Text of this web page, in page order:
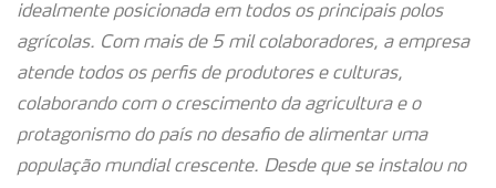
idealmente posicionada em todos os principais polos
agrícolas. Com mais de 5 mil colaboradores, a empresa
atende todos os perfis de produtores e culturas,
colaborando com o crescimento da agricultura e o
protagonismo do país no desafio de alimentar uma
população mundial crescente. Desde que se instalou no